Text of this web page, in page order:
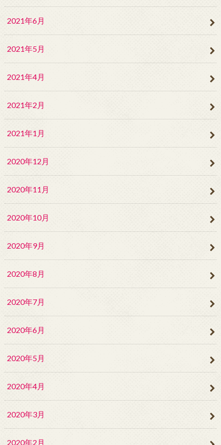
2021年6月
2021年5月
2021年4月
2021年2月
2021年1月
2020年12月
2020年11月
2020年10月
2020年9月
2020年8月
2020年7月
2020年6月
2020年5月
2020年4月
2020年3月
2020年2月